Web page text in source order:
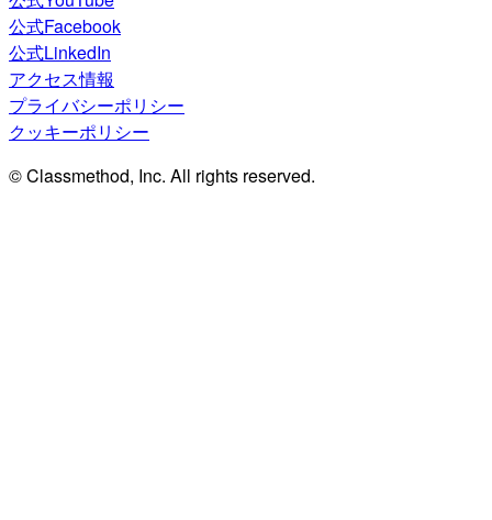
公式Facebook
公式LinkedIn
アクセス情報
プライバシーポリシー
クッキーポリシー
© Classmethod, Inc. All rights reserved.